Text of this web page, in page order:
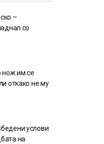
–
со
нож им се
откако не му
услови
на